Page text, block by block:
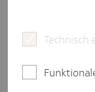
Als
entsendeten
Technisch